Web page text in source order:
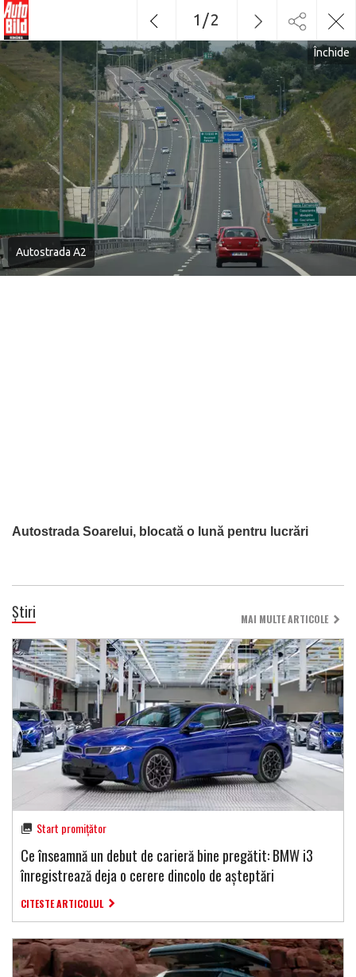
Autostrada A2
Autostrada Soarelui, blocată o lună pentru lucrări
Închide
1 /2
Știri MAI MULTE ARTICOLE
Start promițător
Ce înseamnă un debut de carieră bine pregătit: BMW i3
înregistrează deja o cerere dincolo de așteptări
CITESTE ARTICOLUL